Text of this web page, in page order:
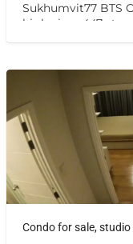
Sukhumvit77 BTS
high view, 447-